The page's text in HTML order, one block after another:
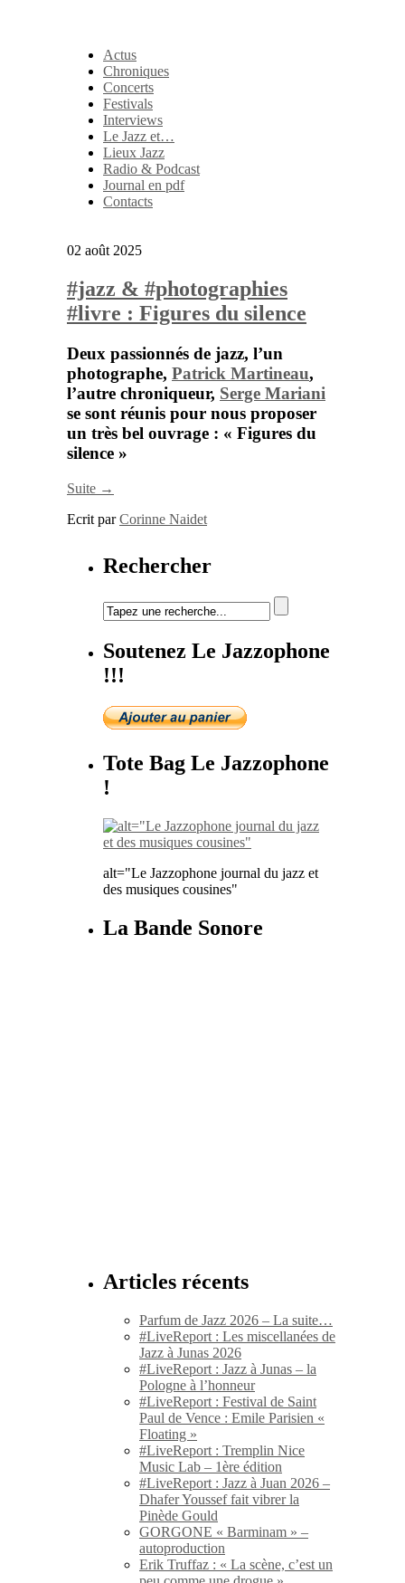
Actus
Chroniques
Concerts
Festivals
Interviews
Le Jazz et…
Lieux Jazz
Radio & Podcast
Journal en pdf
Contacts
02 août 2025
#jazz & #photographies
#livre : Figures du silence
Deux passionnés de jazz, l’un
photographe, Patrick Martineau,
l’autre chroniqueur, Serge Mariani
se sont réunis pour nous proposer
un très bel ouvrage : « Figures du
silence »
Suite →
Ecrit parCorinne Naidet
Rechercher
Soutenez Le Jazzophone
!!!
Tote Bag Le Jazzophone
!
alt="Le Jazzophone journal du jazz et
des musiques cousines"
La Bande Sonore
Articles récents
Parfum de Jazz 2026 – La suite…
#LiveReport : Les miscellanées de
Jazz à Junas 2026
#LiveReport : Jazz à Junas – la
Pologne à l’honneur
#LiveReport : Festival de Saint
Paul de Vence : Emile Parisien «
Floating »
#LiveReport : Tremplin Nice
Music Lab – 1ère édition
#LiveReport : Jazz à Juan 2026 –
Dhafer Youssef fait vibrer la
Pinède Gould
GORGONE « Barminam » –
autoproduction
Erik Truffaz : « La scène, c’est un